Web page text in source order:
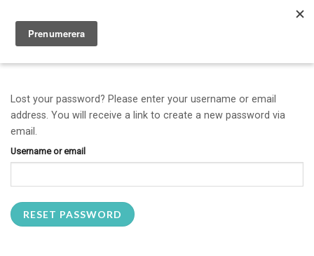
content
Lost your password? Please enter your username or email
address. You will receive a link to create a new password via
email.
Username or email
RESET PASSWORD